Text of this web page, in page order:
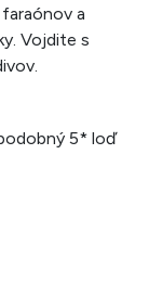
a
Vojdite s
5* loď